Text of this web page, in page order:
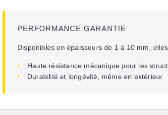
PERFORMANCE GARANTIE
Disponibles en épaisseurs de 1 à 10 mm,
• Haute résistance mécanique pour les
•
Durabilité et longévité , même en extérieur